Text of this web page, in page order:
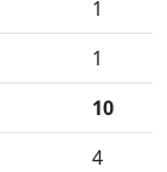
1
1
10
4